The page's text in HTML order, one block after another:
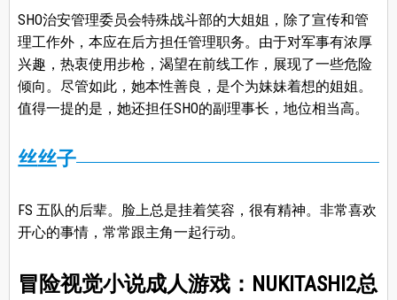
SHO治安管理委员会特殊战斗部的大姐姐，除了宣传和管
理工作外，本应在后方担任管理职务。由于对军事有浓厚
兴趣，热衷使用步枪，渴望在前线工作，展现了一些危险
倾向。尽管如此，她本性善良，是个为妹妹着想的姐姐。
值得一提的是，她还担任SHO的副理事长，地位相当高。
丝丝子
FS 五队的后辈。脸上总是挂着笑容，很有精神。非常喜欢
开心的事情，常常跟主角一起行动。
冒险视觉小说成人游戏：NUKITASHI2总